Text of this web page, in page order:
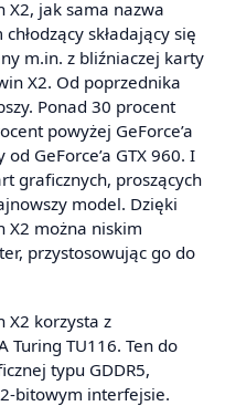
X2, jak sama nazwa
składający się
m.in. z bliźniaczej karty
X2. Od poprzednika
Ponad 30 procent
powyżej GeForce’a
GeForce’a GTX 960. I
graficznych, proszących
model. Dzięki
X2 można niskim
przystosowując go do
X2 korzysta z
Turing TU116. Ten do
typu GDDR5,
bitowym interfejsie.